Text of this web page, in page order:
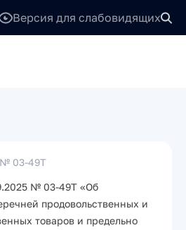
Версия для слабовидящих
№ 03-49Т
№ 03-49Т «Об
продовольственных и
товаров и предельно